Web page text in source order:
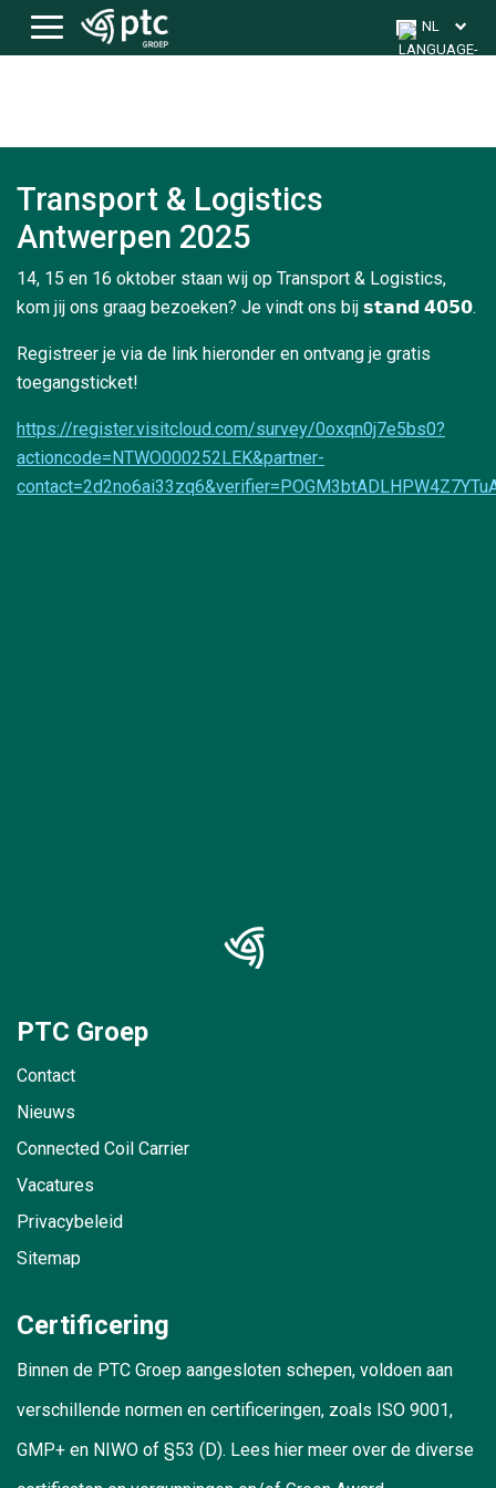
Skip
NL
Transport & Logistics
Antwerpen 2025
14, 15 en 16 oktober staan wij op Transport & Logistics,
kom jij ons graag bezoeken? Je vindt ons bij 𝘀𝘁𝗮𝗻𝗱 𝟰𝟬𝟱𝟬.
Registreer je via de link hieronder en ontvang je gratis
toegangsticket!
https://register.visitcloud.com/survey/0oxqn0j7e5bs0?
actioncode=NTWO000252LEK&partner-
PTC Groep
Contact
Nieuws
Connected Coil Carrier
Vacatures
Privacybeleid
Sitemap
Certificering
Binnen de PTC Groep aangesloten schepen, voldoen aan
verschillende normen en certificeringen, zoals ISO 9001,
GMP+ en NIWO of §53 (D). Lees hier meer over de diverse